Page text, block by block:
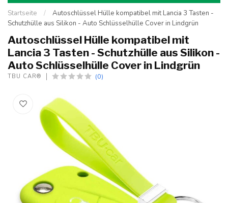
Startseite /
Autoschlüssel Hülle kompatibel mit Lancia 3 Tasten -
Schutzhülle aus Silikon - Auto Schlüsselhülle Cover in Lindgrün
Autoschlüssel Hülle kompatibel mit
Lancia 3 Tasten - Schutzhülle aus Silikon -
Auto Schlüsselhülle Cover in Lindgrün
TBU CAR® (0)